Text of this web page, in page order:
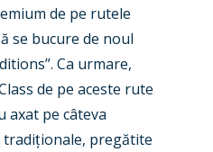
de pe rutele
se bucure de noul
Ca urmare,
de pe aceste rute
axat pe câteva
tradiționale, pregătite
Accidents / Incidents
Airshows
Dubai 2025
Paris 2025
Farnborough 2024
Business Jets
Military
Trip Reports